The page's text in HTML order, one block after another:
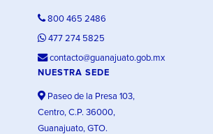
800 465 2486
477 274 5825
contacto@guanajuato.gob.mx
NUESTRA SEDE
Paseo de la Presa 103,
Centro, C.P. 36000,
Guanajuato, GTO.